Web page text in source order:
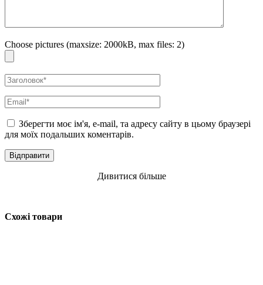
Choose pictures (maxsize: 2000kB, max files: 2)
Зберегти моє ім'я, e-mail, та адресу сайту в цьому браузері
для моїх подальших коментарів.
Дивитися більше
Схожі товари